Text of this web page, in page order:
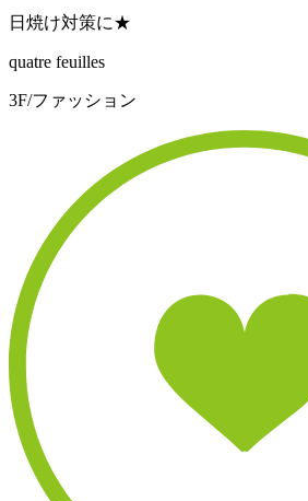
日焼け対策に★
quatre feuilles
3F/ファッション